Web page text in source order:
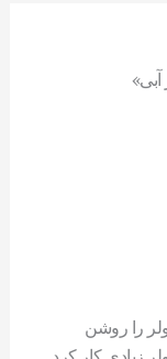
را روشن